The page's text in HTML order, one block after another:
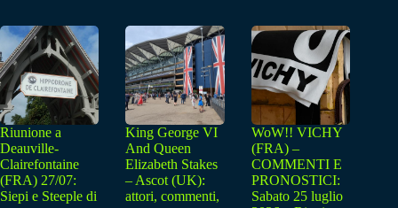
Riunione a
Deauville-
Clairefontaine
(FRA) 27/07:
Siepi e Steeple di
King George VI
And Queen
Elizabeth Stakes
– Ascot (UK):
attori, commenti,
WoW!! VICHY
(FRA) –
COMMENTI E
PRONOSTICI:
Sabato 25 luglio